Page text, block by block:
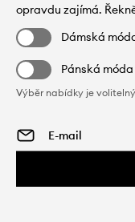
opravdu zajímá.
Dámská
Pánská móda
Výběr nabídky je